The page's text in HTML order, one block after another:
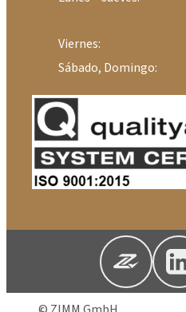
Viernes:
Sábado, Domingo: